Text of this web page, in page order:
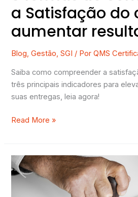
a Satisfação do
aumentar
Blog,Gestão,SGI / PorQMS
Saiba como compreender a
três principais indicadores para
suas entregas, leia agora!
Read More »
O
que